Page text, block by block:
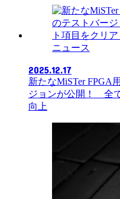
ニュース
2025.12.17
新たなMiSTer FPGA
ジョンが公開！ 全
向上